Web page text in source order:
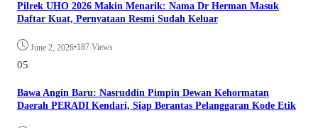
Pilrek UHO 2026 Makin Menarik: Nama Dr Herman Masuk
Daftar Kuat, Pernyataan Resmi Sudah Keluar
June 2, 2026•187 Views
05
Bawa Angin Baru: Nasruddin Pimpin Dewan Kehormatan
Daerah PERADI Kendari, Siap Berantas Pelanggaran Kode Etik